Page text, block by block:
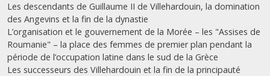
Les descendants de Guillaume II de Villehardouin, la domination
des Angevins et la fin de la dynastie
L’organisation et le gouvernement de la Morée – les "Assises de
Roumanie" – la place des femmes de premier plan pendant la
période de l’occupation latine dans le sud de la Grèce
Les successeurs des Villehardouin et la fin de la principauté